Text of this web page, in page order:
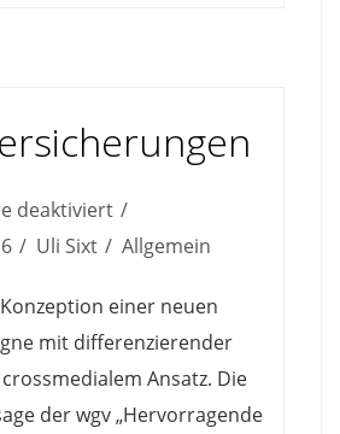
deaktiviertfür
WGV
Uli Sixt Allgemein
einer neuen
mit differenzierender
Ansatz. Die
der wgv „Hervorragende